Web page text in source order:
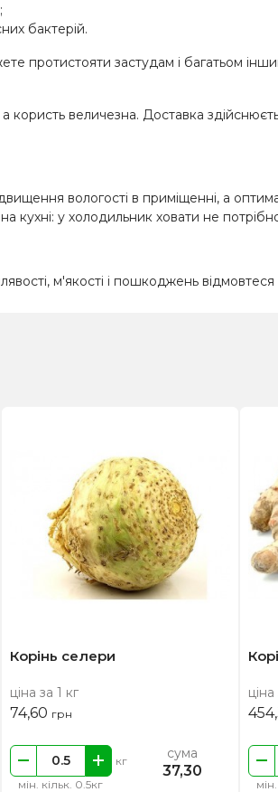
бактерій.
протистояти застудам і багатьом
величезна. Доставка
вологості в приміщенні, а
кухні: у холодильник ховати не
м'якості і пошкоджень відмовтеся
Корінь селери
ціна за 1 кг
74,60 грн
мін. кільк. 0.5кг
кг сума
37,30
ціна